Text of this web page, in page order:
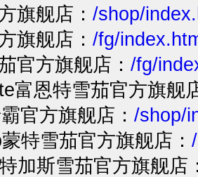
旗舰店： /shop/
旗舰店： /fg/
官方旗舰店： /fg/
富恩特雪茄官方旗舰
官方旗舰店： /shop/
特雪茄官方旗舰店：
加斯雪茄官方旗舰店